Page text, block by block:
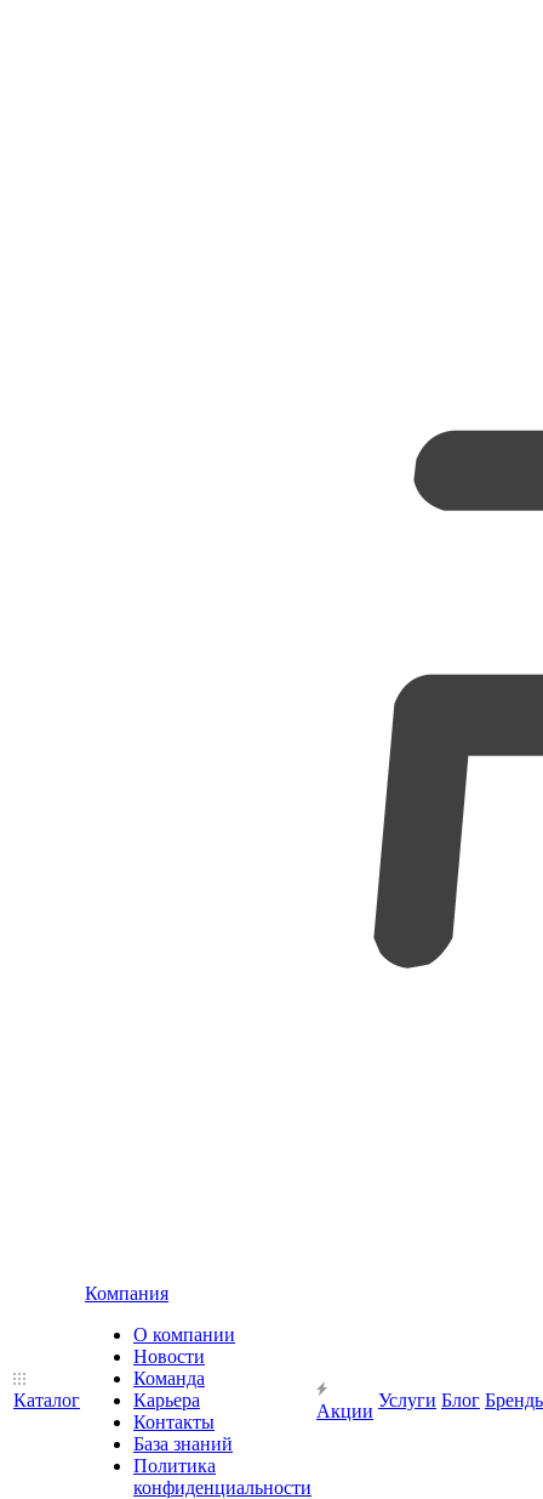
Каталог
Компания
О компании
Новости
Команда
Карьера
Контакты
База знаний
Политика
конфиденциальности
Акции
Услуги Блог